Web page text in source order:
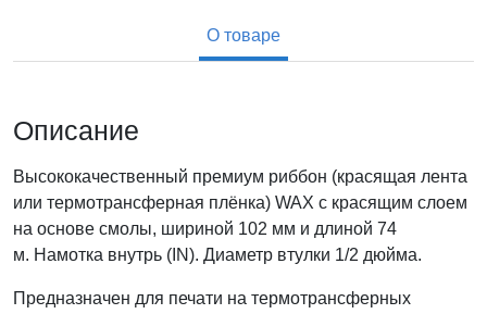
О товаре
Описание
Высококачественный премиум риббон (красящая лента
или термотрансферная плёнка) WAX с красящим слоем
на основе смолы, шириной 102 мм и длиной 74
м. Намотка внутрь (IN). Диаметр втулки 1/2 дюйма.
Предназначен для печати на термотрансферных